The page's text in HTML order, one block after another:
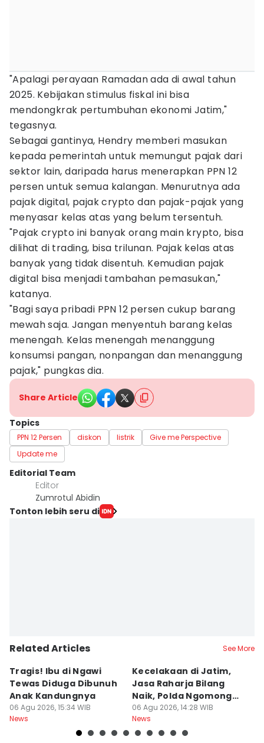
"Apalagi perayaan Ramadan ada di awal tahun
2025. Kebijakan stimulus fiskal ini bisa
mendongkrak pertumbuhan ekonomi Jatim,"
tegasnya.
Sebagai gantinya, Hendry memberi masukan
kepada pemerintah untuk memungut pajak dari
sektor lain, daripada harus menerapkan PPN 12
persen untuk semua kalangan. Menurutnya ada
pajak digital, pajak crypto dan pajak-pajak yang
menyasar kelas atas yang belum tersentuh.
"Pajak crypto ini banyak orang main krypto, bisa
dilihat di trading, bisa trilunan. Pajak kelas atas
banyak yang tidak disentuh. Kemudian pajak
digital bisa menjadi tambahan pemasukan,"
katanya.
"Bagi saya pribadi PPN 12 persen cukup barang
mewah saja. Jangan menyentuh barang kelas
menengah. Kelas menengah menanggung
konsumsi pangan, nonpangan dan menanggung
pajak," pungkas dia.
Share Article
Topics
PPN 12 Persen diskon listrik
Give me Perspective
Update me
Editorial Team
Editor
Zumrotul Abidin
Tonton lebih seru di
Related Articles See More
Tragis! Ibu di Ngawi
Tewas Diduga Dibunuh
Anak Kandungnya
06 Agu 2026, 15:34 WIB
News
Kecelakaan di Jatim,
Jasa Raharja Bilang
Naik, Polda Ngomong
Turun
06 Agu 2026, 14:28 WIB
News